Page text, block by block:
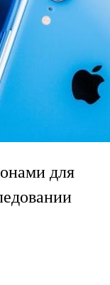
для